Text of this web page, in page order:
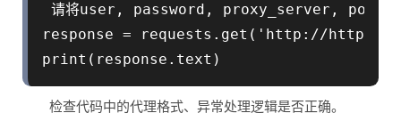
请将user, password, proxy_server, port替换
response = requests.get('http://
检查代码中的代理格式、异常处理逻辑是否正确。